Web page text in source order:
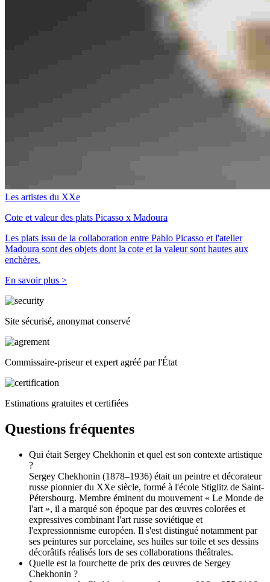
Les artistes du XXe
Cote et valeur des plats Picasso x Madoura
Les plats issu de la collaboration entre Pablo Picasso et l'atelier
Madoura sont des objets dont la cote et la valeur sont hautes aux
enchères.
En savoir plus >
Site sécurisé, anonymat conservé
Commissaire-priseur et expert agréé par l'État
Estimations gratuites et certifiées
Questions fréquentes
Qui était Sergey Chekhonin et quel est son contexte artistique
?
Sergey Chekhonin (1878–1936) était un peintre et décorateur
russe pionnier du XXe siècle, formé à l'école Stiglitz de Saint-
Pétersbourg. Membre éminent du mouvement « Le Monde de
l'art », il a marqué son époque par des œuvres colorées et
expressives combinant l'art russe soviétique et
l'expressionnisme européen. Il s'est distingué notamment par
ses peintures sur porcelaine, ses huiles sur toile et ses dessins
décorâtifs réalisés lors de ses collaborations théâtrales.
Quelle est la fourchette de prix des œuvres de Sergey
Chekhonin ?